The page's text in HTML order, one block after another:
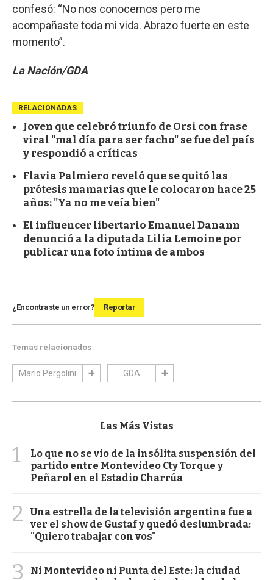
confesó: “No nos conocemos pero me
acompañaste toda mi vida. Abrazo fuerte en este
momento”.
La Nación/GDA
RELACIONADAS
Joven que celebró triunfo de Orsi con frase
viral "mal día para ser facho" se fue del país
y respondió a críticas
Flavia Palmiero reveló que se quitó las
prótesis mamarias que le colocaron hace 25
años: "Ya no me veía bien"
El influencer libertario Emanuel Danann
denunció a la diputada Lilia Lemoine por
publicar una foto íntima de ambos
¿Encontraste un error? Reportar
Temas relacionados
Mario Pergolini GDA
Las Más Vistas
1
Lo que no se vio de la insólita suspensión del
partido entre Montevideo Cty Torque y
Peñarol en el Estadio Charrúa
2
Una estrella de la televisión argentina fue a
ver el show de Gustaf y quedó deslumbrada:
"Quiero trabajar con vos"
3
Ni Montevideo ni Punta del Este: la ciudad